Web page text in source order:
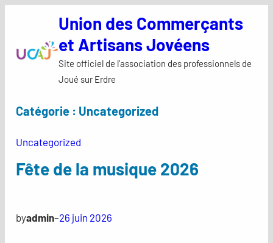
contenu
Union des Commerçants
et Artisans Jovéens
Site officiel de l’association des professionnels de
Joué sur Erdre
Catégorie : Uncategorized
Uncategorized
Fête de la musique 2026
byadmin–26 juin 2026